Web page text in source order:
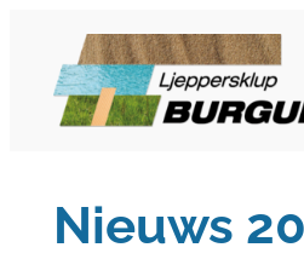
inhoud
Nieuws